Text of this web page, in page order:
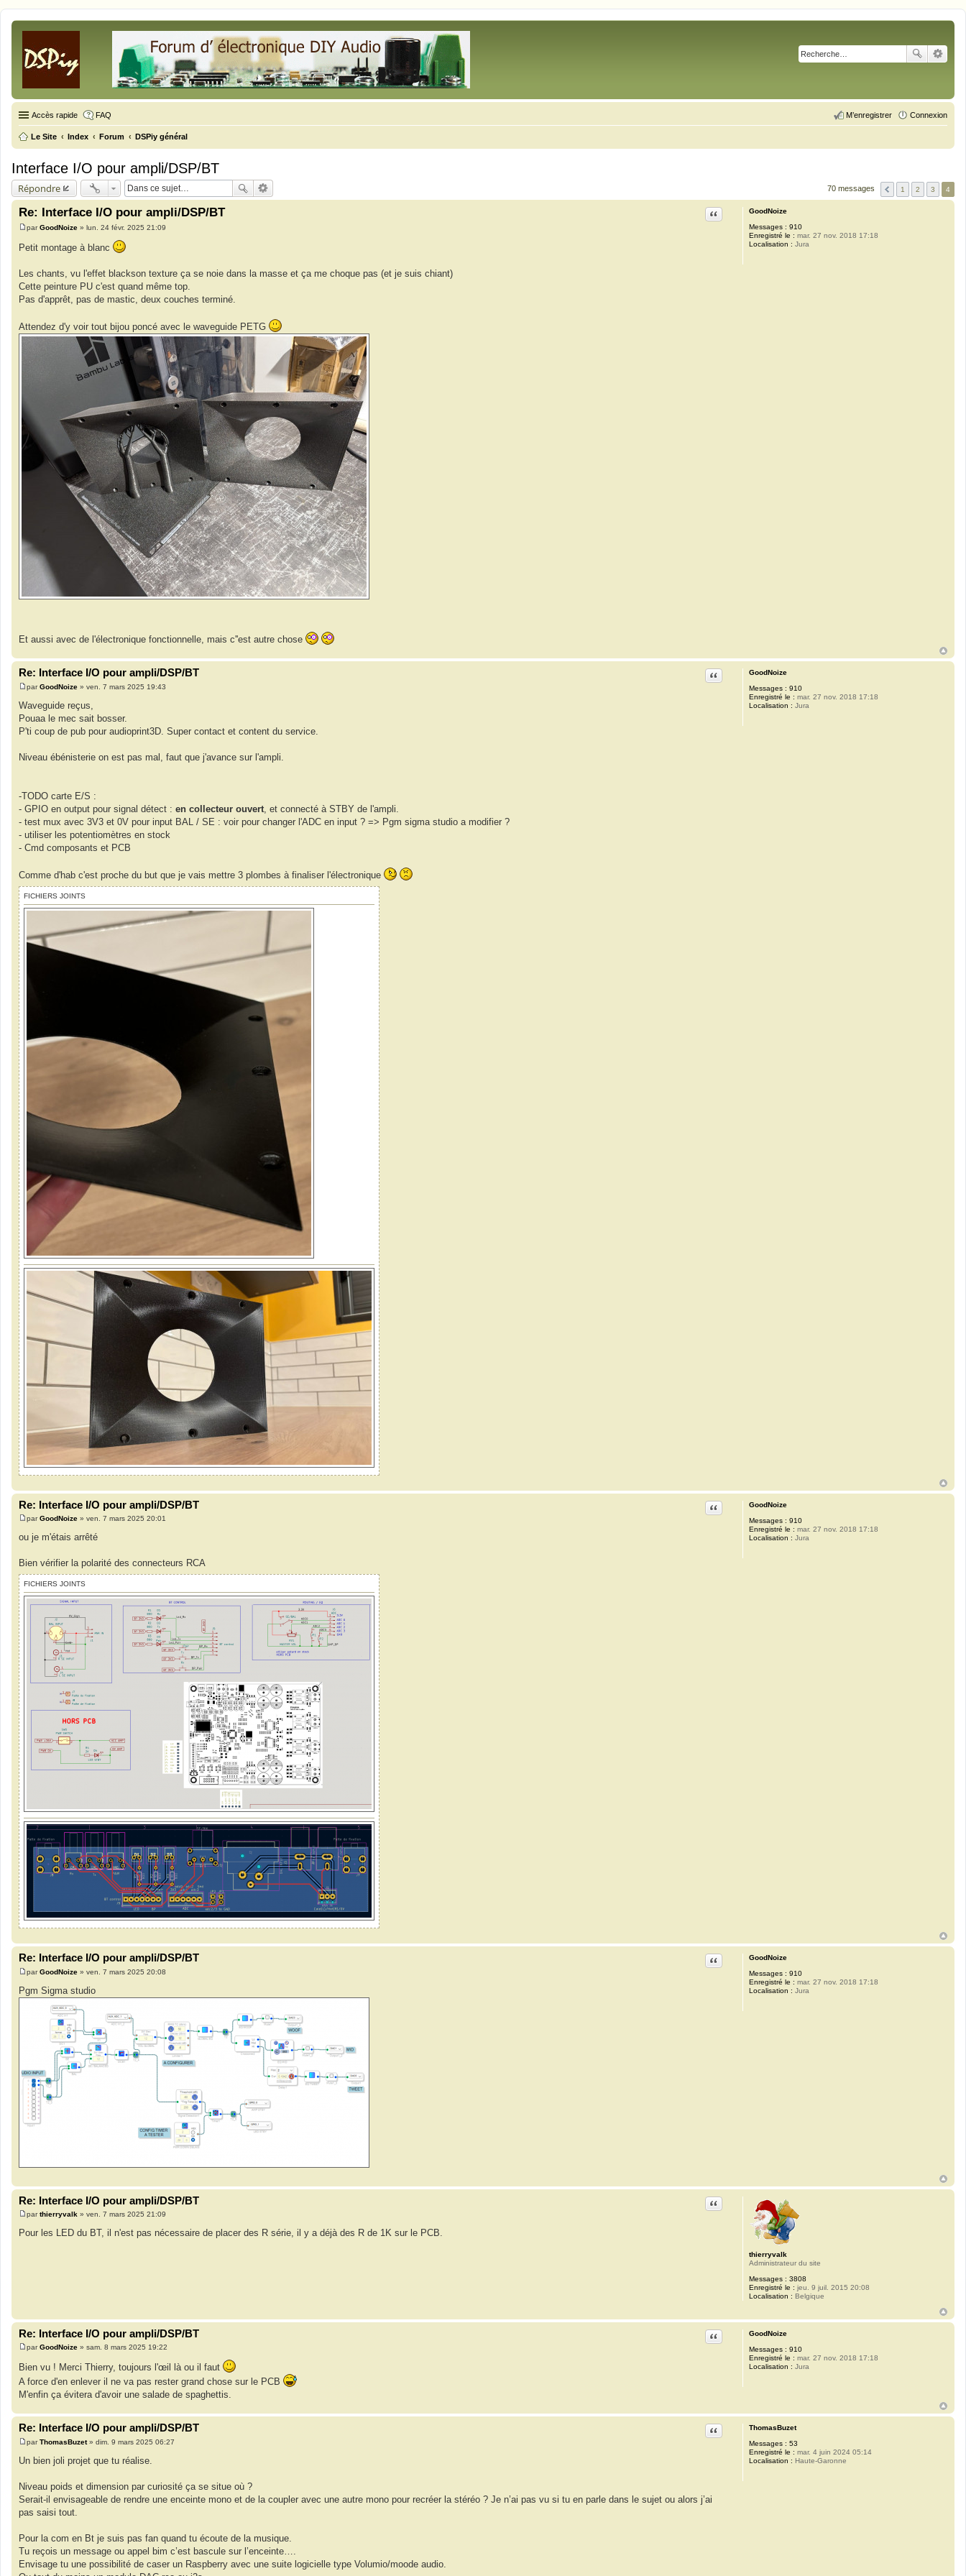
Accès rapide FAQ Connexion
M’enregistrer
Le Site Index Forum DSPiy général
Interface I/O pour ampli/DSP/BT
Répondre 70 messages 1 2 3 4
GoodNoize
Messages : 910
Enregistré le : mar. 27 nov. 2018 17:18
Localisation : Jura
Re: Interface I/O pour ampli/DSP/BT Citation
M
s
g
e
parGoodNoize » lun. 24 févr. 2025 21:09
Petit montage à blanc
Les chants, vu l'effet blackson texture ça se noie dans la masse et ça me choque pas (et je suis chiant)
Cette peinture PU c'est quand même top.
Pas d'apprêt, pas de mastic, deux couches terminé.
Attendez d'y voir tout bijou poncé avec le waveguide PETG
Et aussi avec de l'électronique fonctionnelle, mais c''est autre chose
GoodNoize
Messages : 910
Enregistré le : mar. 27 nov. 2018 17:18
Localisation : Jura
Re: Interface I/O pour ampli/DSP/BT Citation
M
e
s
s
a
g
parGoodNoize » ven. 7 mars 2025 19:43
Waveguide reçus,
Pouaa le mec sait bosser.
P'ti coup de pub pour audioprint3D. Super contact et content du service.
Niveau ébénisterie on est pas mal, faut que j'avance sur l'ampli.
-TODO carte E/S :
- GPIO en output pour signal détect : en collecteur ouvert , et connecté à STBY de l'ampli.
- test mux avec 3V3 et 0V pour input BAL / SE : voir pour changer l'ADC en input ? => Pgm sigma studio a modifier ?
- utiliser les potentiomètres en stock
- Cmd composants et PCB
Comme d'hab c'est proche du but que je vais mettre 3 plombes à finaliser l'électronique
FICHIERS JOINTS
GoodNoize
Messages : 910
Enregistré le : mar. 27 nov. 2018 17:18
Localisation : Jura
Re: Interface I/O pour ampli/DSP/BT Citation
M
s
g
e
parGoodNoize » ven. 7 mars 2025 20:01
ou je m'étais arrêté
Bien vérifier la polarité des connecteurs RCA
FICHIERS JOINTS
GoodNoize
Messages : 910
Enregistré le : mar. 27 nov. 2018 17:18
Localisation : Jura
Re: Interface I/O pour ampli/DSP/BT Citation
M
s
parGoodNoize » ven. 7 mars 2025 20:08
Pgm Sigma studio
thierryvalk
Administrateur du site
Messages : 3808
Enregistré le : jeu. 9 juil. 2015 20:08
Localisation : Belgique
Re: Interface I/O pour ampli/DSP/BT Citation
M
s
parthierryvalk » ven. 7 mars 2025 21:09
Pour les LED du BT, il n'est pas nécessaire de placer des R série, il y a déjà des R de 1K sur le PCB.
GoodNoize
Messages : 910
Enregistré le : mar. 27 nov. 2018 17:18
Localisation : Jura
Re: Interface I/O pour ampli/DSP/BT Citation
M
s
s
g
parGoodNoize » sam. 8 mars 2025 19:22
Bien vu ! Merci Thierry, toujours l'œil là ou il faut
A force d'en enlever il ne va pas rester grand chose sur le PCB
M'enfin ça évitera d'avoir une salade de spaghettis.
ThomasBuzet
Messages : 53
Enregistré le : mar. 4 juin 2024 05:14
Localisation : Haute-Garonne
Re: Interface I/O pour ampli/DSP/BT Citation
M
s
g
e
parThomasBuzet» dim. 9 mars 2025 06:27
Un bien joli projet que tu réalise.
Niveau poids et dimension par curiosité ça se situe où ?
Serait-il envisageable de rendre une enceinte mono et de la coupler avec une autre mono pour recréer la stéréo ? Je n’ai pas vu si tu en parle dans le sujet ou alors j’ai
pas saisi tout.
Pour la com en Bt je suis pas fan quand tu écoute de la musique.
Tu reçois un message ou appel bim c’est bascule sur l’enceinte….
Envisage tu une possibilité de caser un Raspberry avec une suite logicielle type Volumio/moode audio.